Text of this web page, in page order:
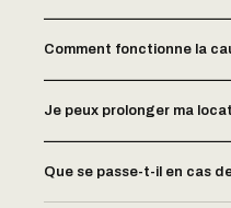
Comment fonctionne la
Je peux prolonger ma
Que se passe-t-il en cas